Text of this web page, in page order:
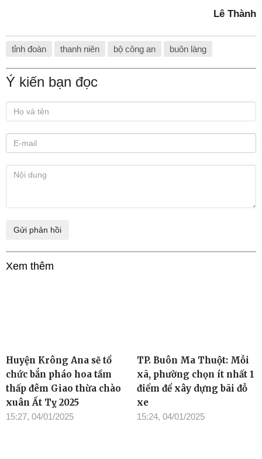
Lê Thành
tỉnh đoàn thanh niên bộ công an buôn làng
Ý kiến bạn đọc
Xem thêm
Huyện Krông Ana sẽ tổ
chức bắn pháo hoa tầm
thấp đêm Giao thừa chào
xuân Ất Tỵ 2025
15:27, 04/01/2025
TP. Buôn Ma Thuột: Mỗi
xã, phường chọn ít nhất 1
điểm để xây dựng bãi đỗ
xe
15:24, 04/01/2025